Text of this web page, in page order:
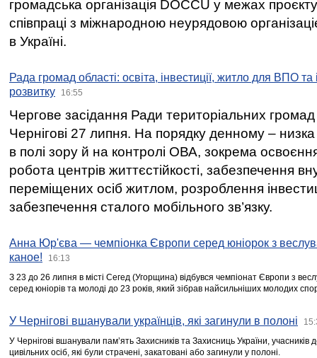
громадська організація DOCCU у межах
співпраці з міжнародною неурядовою
в Україні.
Рада громад області: освіта, інвестиції, житло для ВПО
розвитку
16:55
Чергове засідання Ради територіальних громад
Чернігові 27 липня. На порядку денному –
в полі зору й на контролі ОВА, зокрема освоєння
робота центрів життєстійкості, забезпечення
переміщених осіб житлом, розроблення
забезпечення сталого мобільного зв’язку.
Анна Юр'єва — чемпіонка Європи серед юніорок з
каное!
16:13
З 23 до 26 липня в місті Сегед (Угорщина) відбувся чемпіонат Європи з
серед юніорів та молоді до 23 років, який зібрав найсильніших молодих
У Чернігові вшанували українців, які загинули в полоні
У Чернігові вшанували пам’ять Захисників та Захисниць України,
цивільних осіб, які були страчені, закатовані або загинули у полоні.